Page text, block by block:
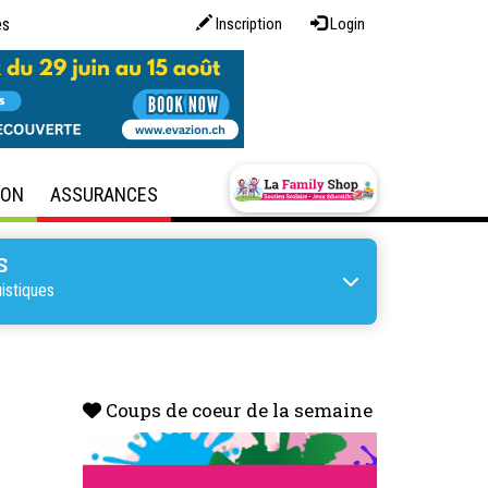
Inscription Login
ASSURANCES
Coups de coeur de la semaine